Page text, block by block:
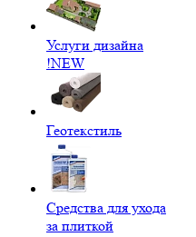
Услуги дизайна
!NEW
Геотекстиль
Средства для ухода
за плиткой